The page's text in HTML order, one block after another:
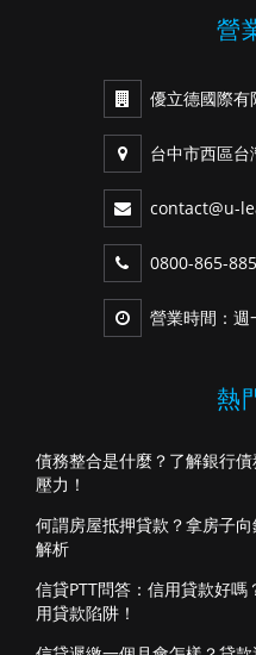
營
優立德國際有
台中市西區台
contact@u-
0800-865-885
營業時間：
熱
債務整合是什麼？了解銀行
壓力！
何謂房屋抵押貸款？拿房子
解析
信貸PTT問答：信用貸款好
用貸款陷阱！